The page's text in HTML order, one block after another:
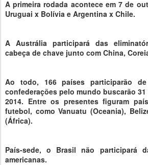
A primeira rodada acontece em 7 de
Uruguai x Bolívia e Argentina x Chile.
A Austrália participará das
cabeça de chave junto com China,
Ao todo, 166 países participarão
confederações pelo mundo buscarão
2014. Entre os presentes figuram
futebol, como Vanuatu (Oceania),
(África).
País-sede, o Brasil não participará
americanas.